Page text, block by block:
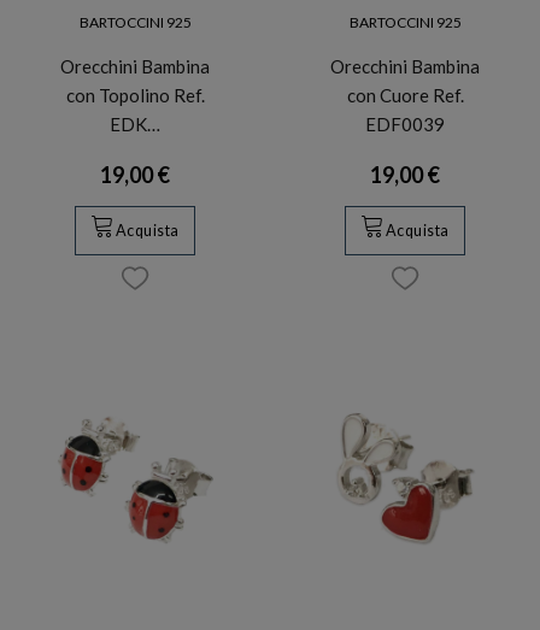
BARTOCCINI 925
Orecchini Bambina
con Topolino Ref.
EDK…
19,00 €
Acquista
BARTOCCINI 925
Orecchini Bambina
con Cuore Ref.
EDF0039
19,00 €
Acquista